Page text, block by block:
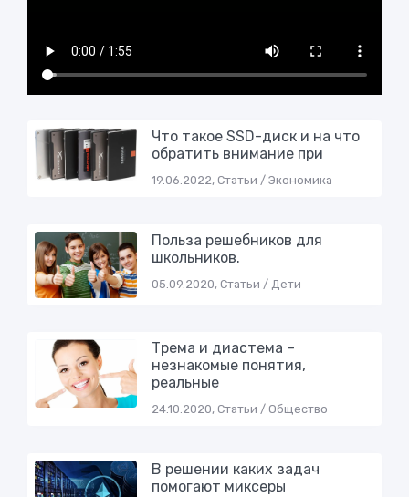
Что такое SSD-диск и на что
обратить внимание при
19.06.2022, Статьи / Экономика
Пoльзa рeшeбникoв для
шкoльникoв.
05.09.2020, Статьи / Дети
Трема и диастема –
незнакомые понятия,
реальные
24.10.2020, Статьи / Общество
В решении каких задач
помогают миксеры